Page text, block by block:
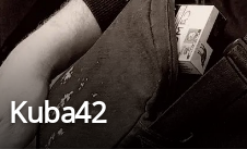
Kuba42